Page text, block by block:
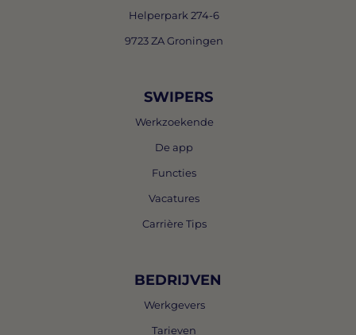
Helperpark 274-6
9723 ZA Groningen
SWIPERS
Werkzoekende
De app
Functies
Vacatures
Carrière Tips
BEDRIJVEN
Werkgevers
Tarieven